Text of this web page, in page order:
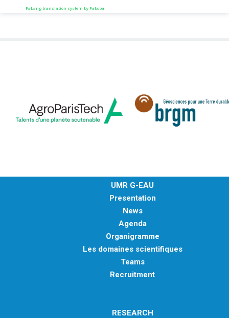
FaLang translation system by Faboba
UMR G-EAU
Presentation
News
Agenda
Organigramme
Les domaines scientifiques
Teams
Recruitment
RESEARCH